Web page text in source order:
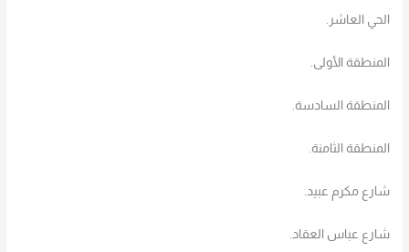
الحي العاشر.
المنطقة الأولى.
المنطقة السادسة.
المنطقة الثامنة.
شارع مكرم عبيد.
شارع عباس العقاد.